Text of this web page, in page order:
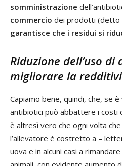
somministrazione
commercio dei prodotti (detto
garantisce che i residui si
Riduzione dell’uso
migliorare la
Capiamo bene, quindi, che, se è
antibiotici può abbattere i costi
è altresì vero che ogni volta
l’allevatore è costretto a –
uova e in alcuni casi a